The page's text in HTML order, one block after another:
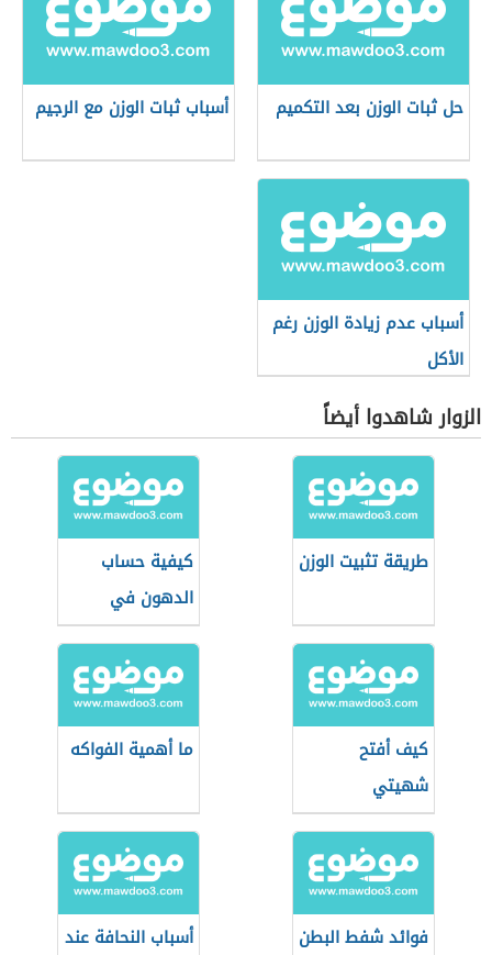
حل ثبات الوزن بعد التكميم أسباب ثبات الوزن مع الرجيم
أسباب عدم زيادة الوزن رغم
الأكل
الزوار شاهدوا أيضاً
طريقة تثبيت الوزن
كيفية حساب
الدهون في
الجسم
كيف أفتح
شهيتي
ما أهمية الفواكه
فوائد شفط البطن
أسباب النحافة عند